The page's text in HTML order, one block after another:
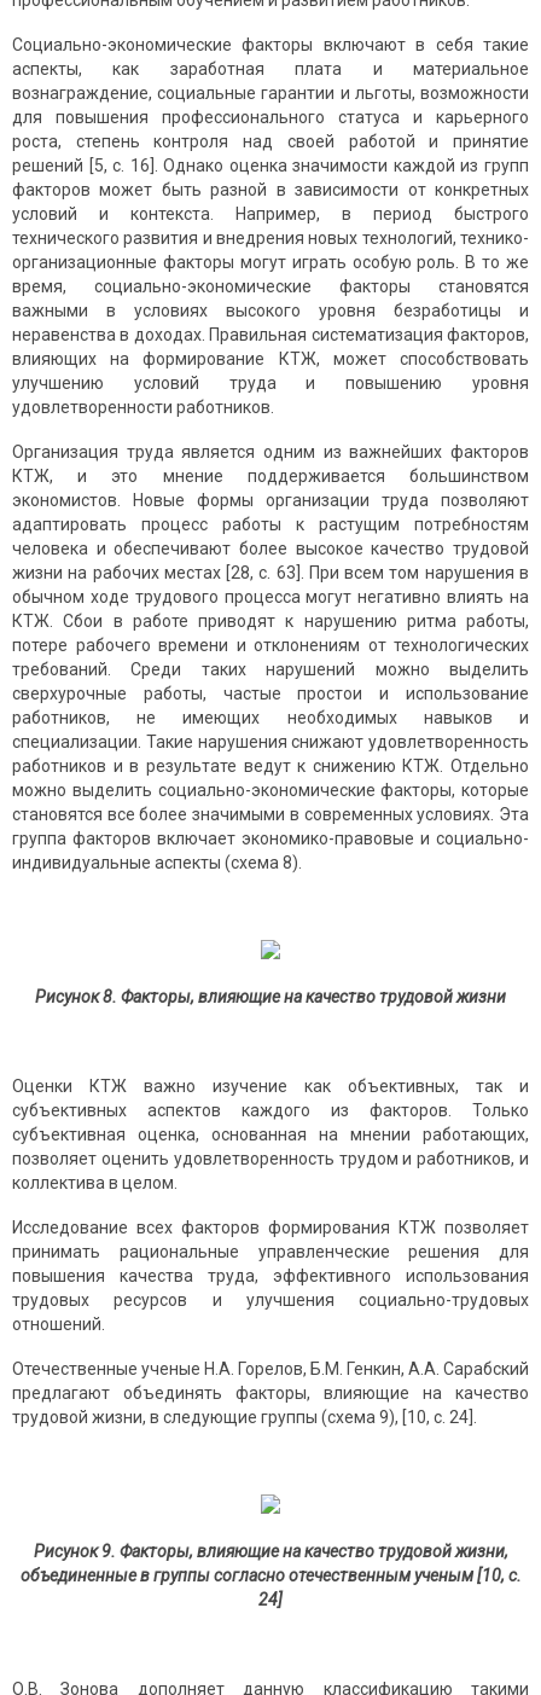
Социально-экономические факторы включают в себя такие
аспекты, как заработная плата и материальное
вознаграждение, социальные гарантии и льготы, возможности
для повышения профессионального статуса и карьерного
роста, степень контроля над своей работой и принятие
решений [5, с. 16]. Однако оценка значимости каждой из групп
факторов может быть разной в зависимости от конкретных
условий и контекста. Например, в период быстрого
технического развития и внедрения новых технологий, технико-
организационные факторы могут играть особую роль. В то же
время, социально-экономические факторы становятся
важными в условиях высокого уровня безработицы и
неравенства в доходах. Правильная систематизация факторов,
влияющих на формирование КТЖ, может способствовать
улучшению условий труда и повышению уровня
удовлетворенности работников.
Организация труда является одним из важнейших факторов
КТЖ, и это мнение поддерживается большинством
экономистов. Новые формы организации труда позволяют
адаптировать процесс работы к растущим потребностям
человека и обеспечивают более высокое качество трудовой
жизни на рабочих местах [28, с. 63]. При всем том нарушения в
обычном ходе трудового процесса могут негативно влиять на
КТЖ. Сбои в работе приводят к нарушению ритма работы,
потере рабочего времени и отклонениям от технологических
требований. Среди таких нарушений можно выделить
сверхурочные работы, частые простои и использование
работников, не имеющих необходимых навыков и
специализации. Такие нарушения снижают удовлетворенность
работников и в результате ведут к снижению КТЖ. Отдельно
можно выделить социально-экономические факторы, которые
становятся все более значимыми в современных условиях. Эта
группа факторов включает экономико-правовые и социально-
индивидуальные аспекты (схема 8).
Рисунок 8. Факторы, влияющие на качество трудовой жизни
Оценки КТЖ важно изучение как объективных, так и
субъективных аспектов каждого из факторов. Только
субъективная оценка, основанная на мнении работающих,
позволяет оценить удовлетворенность трудом и работников, и
коллектива в целом.
Исследование всех факторов формирования КТЖ позволяет
принимать рациональные управленческие решения для
повышения качества труда, эффективного использования
трудовых ресурсов и улучшения социально-трудовых
отношений.
Отечественные ученые Н.А. Горелов, Б.М. Генкин, А.А. Сарабский
предлагают объединять факторы, влияющие на качество
трудовой жизни, в следующие группы (схема 9), [10, с. 24].
Рисунок 9. Факторы, влияющие на качество трудовой жизни,
объединенные в группы согласно отечественным ученым [10, с.
24]
О.В. Зонова дополняет данную классификацию такими